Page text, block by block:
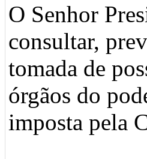
O Senhor
consultar,
tomada de
órgãos do
imposta pela